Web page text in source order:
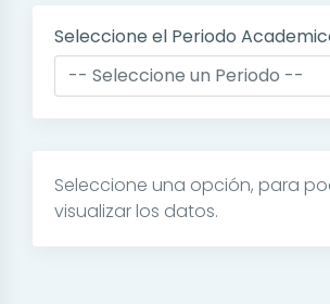
Seleccione el Periodo
Seleccione una opción, para
visualizar los datos.